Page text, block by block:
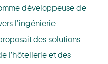
développeuse de
l’ingénierie
des solutions
l’hôtellerie et des